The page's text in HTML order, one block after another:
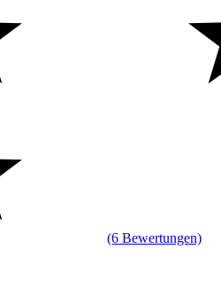
(6 Bewertungen)